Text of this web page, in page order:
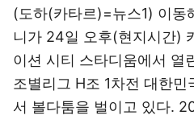
(도하(카타르)=뉴스1) 이동
니가 24일 오후(현지시간)
이션 시티 스타디움에서 열
조별리그 H조 1차전 대한
서 볼다툼을 벌이고 있다.